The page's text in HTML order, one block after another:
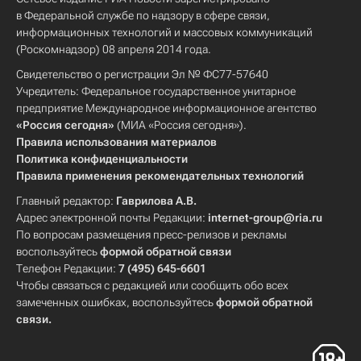
в Федеральной службе по надзору в сфере связи,
информационных технологий и массовых коммуникаций
(Роскомнадзор) 08 апреля 2014 года.
Свидетельство о регистрации Эл № ФС77-57640
Учредитель: Федеральное государственное унитарное
предприятие Международное информационное агентство
«Россия сегодня» (МИА «Россия сегодня»).
Правила использования материалов
Политика конфиденциальности
Правила применения рекомендательных технологий
Главный редактор: Гаврилова А.В.
Адрес электронной почты Редакции: internet-group@ria.ru
По вопросам размещения пресс-релизов и рекламы
воспользуйтесьформой обратной связи
Телефон Редакции: 7 (495) 645-6601
Чтобы связаться с редакцией или сообщить обо всех
замеченных ошибках, воспользуйтесьформой обратной
связи.